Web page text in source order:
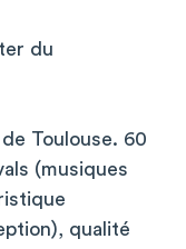
du
Toulouse. 60
(musiques
qualité